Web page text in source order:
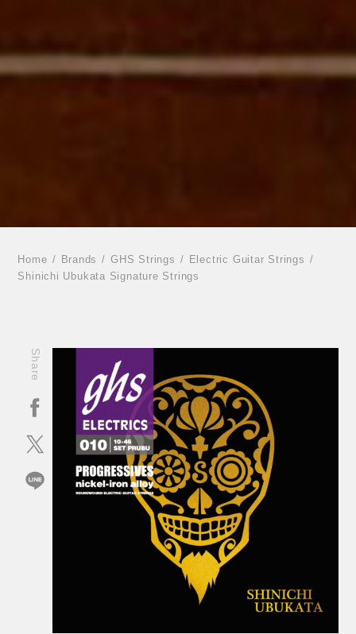
Home Brands GHS Strings
Electric Guitar Strings
Shinichi Ubukata Signature Strings
Share